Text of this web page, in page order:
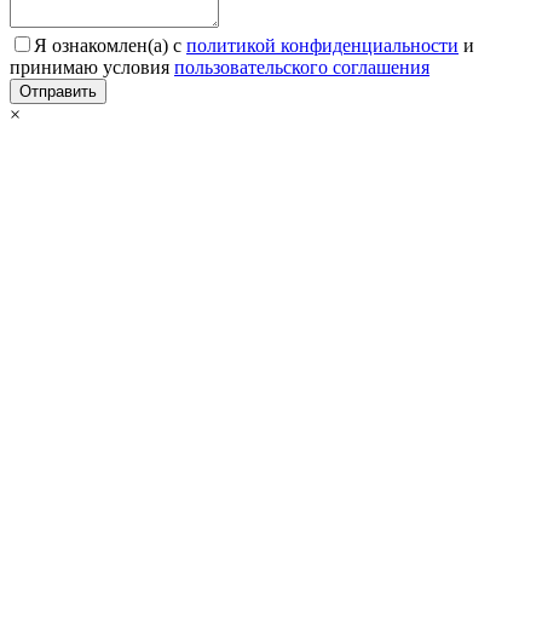
Я ознакомлен(а) с политикой конфиденциальности и
принимаю условия пользовательского соглашения
×